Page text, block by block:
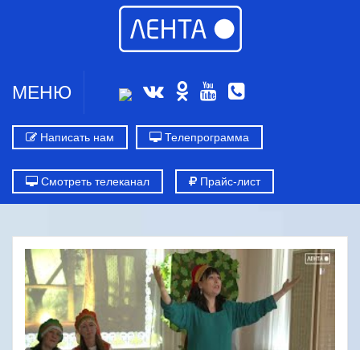
МЕНЮ
Написать нам Телепрограмма
Смотреть телеканал Прайс-лист